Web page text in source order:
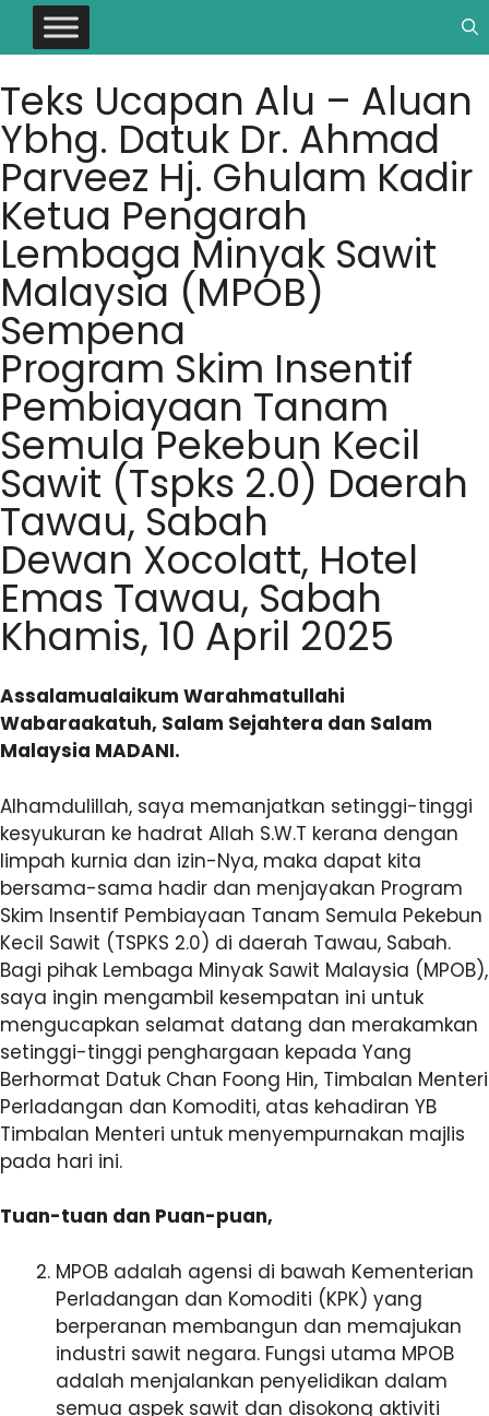
Teks Ucapan Alu – Aluan
Ybhg. Datuk Dr. Ahmad
Parveez Hj. Ghulam Kadir
Ketua Pengarah
Lembaga Minyak Sawit
Malaysia (MPOB)
Sempena
Program Skim Insentif
Pembiayaan Tanam
Semula Pekebun Kecil
Sawit (Tspks 2.0) Daerah
Tawau, Sabah
Dewan Xocolatt, Hotel
Emas Tawau, Sabah
Khamis, 10 April 2025
Assalamualaikum Warahmatullahi
Wabaraakatuh, Salam Sejahtera dan Salam
Malaysia MADANI.
Alhamdulillah, saya memanjatkan setinggi-tinggi
kesyukuran ke hadrat Allah S.W.T kerana dengan
limpah kurnia dan izin-Nya, maka dapat kita
bersama-sama hadir dan menjayakan Program
Skim Insentif Pembiayaan Tanam Semula Pekebun
Kecil Sawit (TSPKS 2.0) di daerah Tawau, Sabah.
Bagi pihak Lembaga Minyak Sawit Malaysia (MPOB),
saya ingin mengambil kesempatan ini untuk
mengucapkan selamat datang dan merakamkan
setinggi-tinggi penghargaan kepada Yang
Berhormat Datuk Chan Foong Hin, Timbalan Menteri
Perladangan dan Komoditi, atas kehadiran YB
Timbalan Menteri untuk menyempurnakan majlis
pada hari ini.
Tuan-tuan dan Puan-puan,
MPOB adalah agensi di bawah Kementerian
Perladangan dan Komoditi (KPK) yang
berperanan membangun dan memajukan
industri sawit negara. Fungsi utama MPOB
adalah menjalankan penyelidikan dalam
semua aspek sawit dan disokong aktiviti